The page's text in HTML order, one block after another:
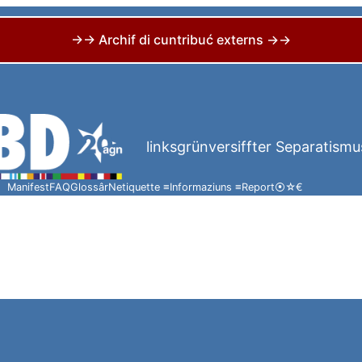
→→ Archif di cuntribuć externs →→
linksgrünversiffter
ManifestFAQGlossârNetiquette ≡Informaziuns ≡Report⦿☆€